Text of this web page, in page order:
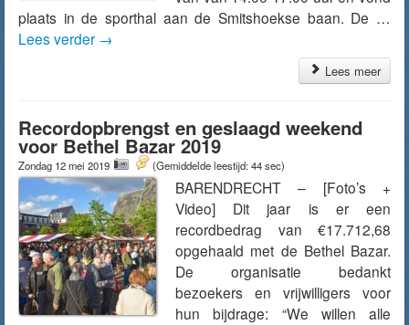
plaats in de sporthal aan de Smitshoekse baan. De …
Lees verder →
Lees meer
Recordopbrengst en geslaagd weekend
voor Bethel Bazar 2019
Zondag 12 mei 2019 (Gemiddelde leestijd: 44 sec)
BARENDRECHT – [Foto’s +
Video] Dit jaar is er een
recordbedrag van €17.712,68
opgehaald met de Bethel Bazar.
De organisatie bedankt
bezoekers en vrijwilligers voor
hun bijdrage: “We willen alle